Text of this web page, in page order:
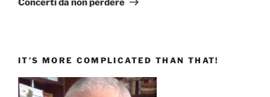
Concerti da non perdere
IT’S MORE COMPLICATED THAN THAT!